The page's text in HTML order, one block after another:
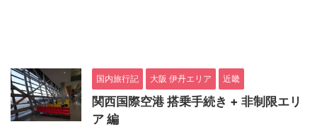
国内旅行記 大阪 伊丹エリア 近畿
関西国際空港 搭乗手続き + 非制限エリ
ア 編